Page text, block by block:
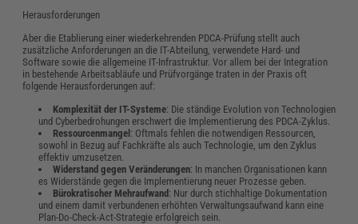
Herausforderungen
Aber die Etablierung einer wiederkehrenden PDCA-Prüfung stellt auch
zusätzliche Anforderungen an die IT-Abteilung, verwendete Hard- und
Software sowie die allgemeine IT-Infrastruktur. Vor allem bei der Integration
in bestehende Arbeitsabläufe und Prüfvorgänge traten in der Praxis oft
folgende Herausforderungen auf:
Komplexität der IT-Systeme: Die ständige Evolution von Technologien
und Cyberbedrohungen erschwert die Implementierung des PDCA-Zyklus.
Ressourcenmangel : Oftmals fehlen die notwendigen Ressourcen,
sowohl in Bezug auf Fachkräfte als auch Technologie, um den Zyklus
effektiv umzusetzen.
Widerstand gegen Veränderungen: In manchen Organisationen kann
es Widerstände gegen die Implementierung neuer Prozesse geben.
Bürokratischer Mehraufwand : Nur durch stichhaltige Dokumentation
und einem damit verbundenen erhöhten Verwaltungsaufwand kann eine
Plan-Do-Check-Act-Strategie erfolgreich sein.